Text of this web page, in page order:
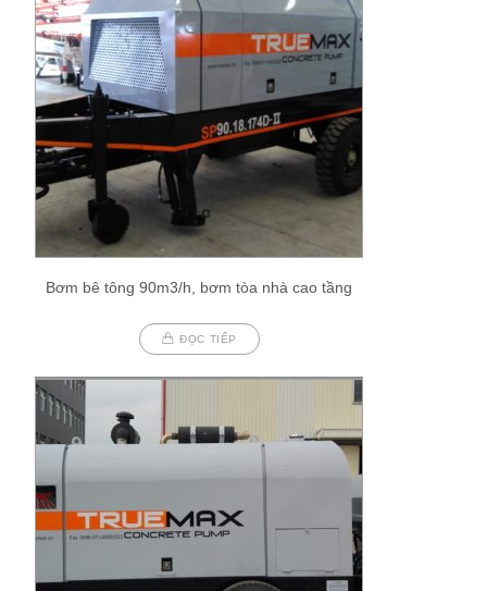
Bơm bê tông 90m3/h, bơm tòa nhà cao tầng
ĐỌC TIẾP